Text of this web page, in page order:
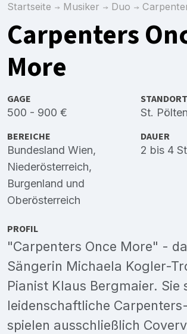
Startseite Musiker Duo
Carpenters
More
GAGE
500 - 900 €
STANDORT
St. Pölten
BEREICHE
Bundesland Wien,
Niederösterreich,
Burgenland und
Oberösterreich
DAUER
2 bis 4
PROFIL
"Carpenters Once More" -
Sängerin Michaela Kogler-
Pianist Klaus Bergmaier. Sie
leidenschaftliche
spielen ausschließlich